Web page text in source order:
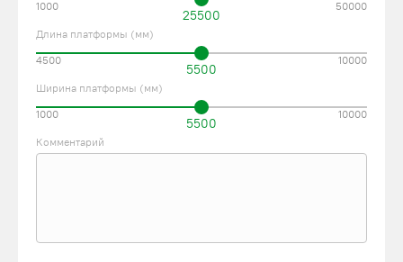
25500
1000 50000
Длина платформы (мм)
5500
4500 10000
Ширина платформы (мм)
5500
1000 10000
Комментарий